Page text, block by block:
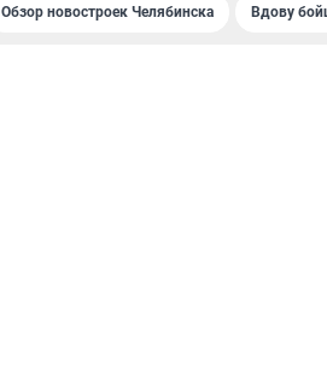
Обзор новостроек Челябинска Вдову